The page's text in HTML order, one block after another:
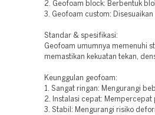
2. Geofoam block: Berbentuk
3. Geofoam custom:
Standar & spesifikasi:
Geofoam umumnya memenuhi
memastikan kekuatan tekan,
Keunggulan geofoam:
1. Sangat ringan: Mengurangi
2. Instalasi cepat: Mempercepat
3. Stabil: Mengurangi risiko